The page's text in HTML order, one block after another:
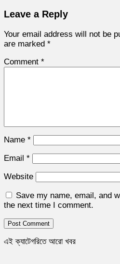
Leave a Reply
Your email address will not be
are marked *
Comment *
Name *
Email *
Website
Save my name, email, and
the next time I comment.
এই ক্যাটেগরিতে আরো খবর